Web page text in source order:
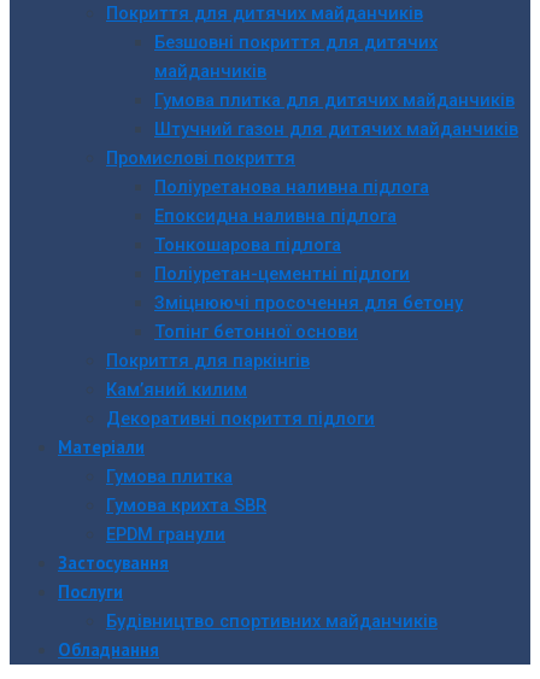
Покриття для дитячих майданчиків
Безшовні покриття для дитячих
майданчиків
Гумова плитка для дитячих майданчиків
Штучний газон для дитячих майданчиків
Промислові покриття
Поліуретанова наливна підлога
Епоксидна наливна підлога
Тонкошарова підлога
Поліуретан-цементні підлоги
Зміцнюючі просочення для бетону
Топінг бетонної основи
Покриття для паркінгів
Кам’яний килим
Декоративні покриття підлоги
Матеріали
Гумова плитка
Гумова крихта SBR
EPDM гранули
Застосування
Послуги
Будівництво спортивних майданчиків
Обладнання